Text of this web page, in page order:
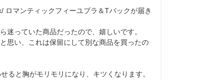
ロマンティックフィーユブラ＆Tバックが届き
迷っていた商品だったので、嬉しいです。
思い、これは保留にして別な商品を買ったの
ると胸がモリモリになり、キツくなります。